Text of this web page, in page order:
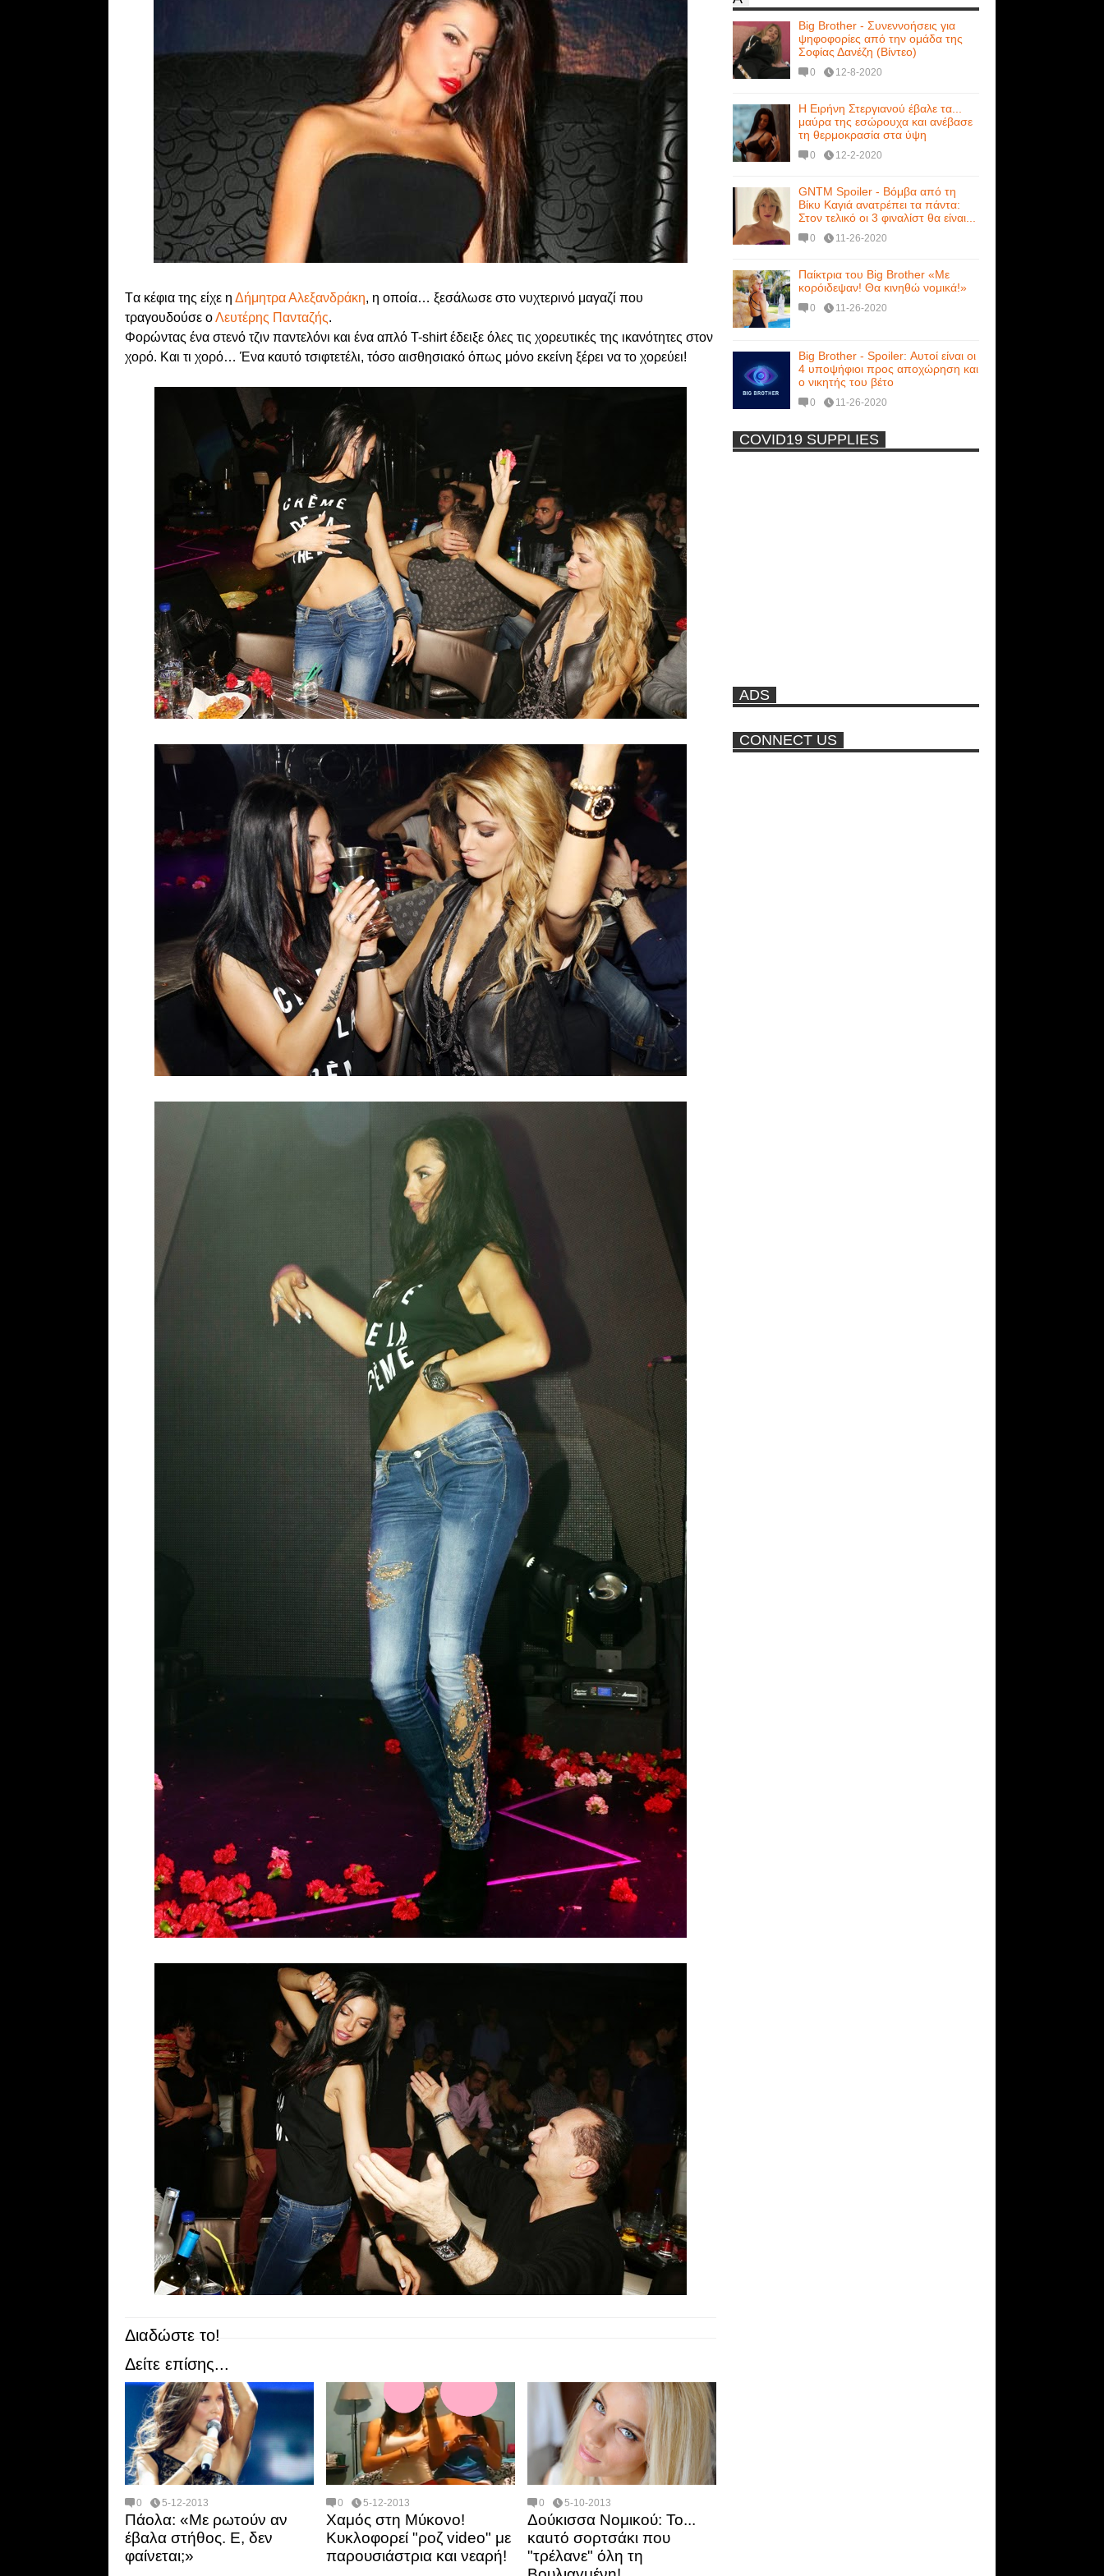
Tα κέφια της είχε η Δήμητρα Αλεξανδράκη, η οποία… ξεσάλωσε στο νυχτερινό μαγαζί που
τραγουδούσε οΛευτέρης Πανταζής.
Φορώντας ένα στενό τζιν παντελόνι και ένα απλό T-shirt έδειξε όλες τις χορευτικές της ικανότητες στον
χορό. Και τι χορό… Ένα καυτό τσιφτετέλι, τόσο αισθησιακό όπως μόνο εκείνη ξέρει να το χορεύει!
Διαδώστε το!
Δείτε επίσης...
0 5-12-2013
Πάολα: «Με ρωτούν αν
έβαλα στήθος. Ε, δεν
φαίνεται;»
0 5-12-2013
Χαμός στη Μύκονο!
Κυκλοφορεί "ροζ video" με
παρουσιάστρια και νεαρή!
0 5-10-2013
Δούκισσα Νομικού: Το...
καuτό σορτσάκι που
"τρέλανε" όλη τη
Big Brother - Συνεννοήσεις για
ψηφοφορίες από την ομάδα της
Σοφίας Δανέζη (Βίντεο)
0 12-8-2020
Η Ειρήνη Στεργιανού έβαλε τα...
μαύρα της εσώρουχα και ανέβασε
τη θερμοκρασία στα ύψη
0 12-2-2020
GNTM Spoiler - Βόμβα από τη
Βίκυ Καγιά ανατρέπει τα πάντα:
Στον τελικό οι 3 φιναλίστ θα είναι...
0 11-26-2020
Παίκτρια του Big Brother «Με
κορόιδεψαν! Θα κινηθώ νομικά!»
0 11-26-2020
Big Brother - Spoiler: Αυτοί είναι οι
4 υποψήφιοι προς αποχώρηση και
ο νικητής του βέτο
0 11-26-2020
Η Εύα Λάσκαρη Γυμνή Στο
πισίνα
-
COVID19 SUPPLIES
ADS
CONNECT US